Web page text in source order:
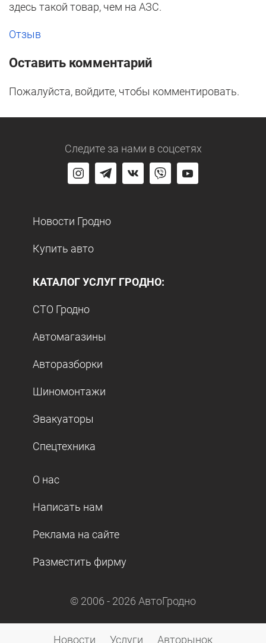
здесь такой товар, чем на АЗС.
Отзыв
Оставить комментарий
Пожалуйста, войдите, чтобы комментировать.
Следите за нами в соцсетях
Новости Гродно
Купить авто
КАТАЛОГ УСЛУГ ГРОДНО:
СТО Гродно
Автомагазины
Авторазборки
Шиномонтажи
Эвакуаторы
Спецтехника
О нас
Написать нам
Реклама на сайте
Разместить фирму
© 2006 - 2026 АвтоГродно
Новости Услуги Авторынок